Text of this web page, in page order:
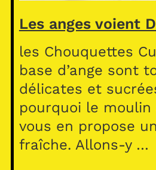
Les anges voient
les Chouquettes
base d’ange sont
délicates et
pourquoi le moulin
vous en propose
fraîche. Allons-y …